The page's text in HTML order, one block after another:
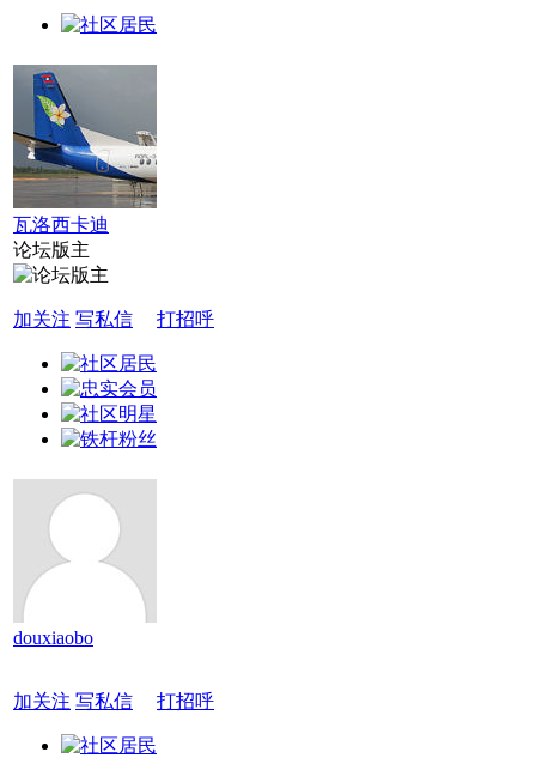
瓦洛西卡迪
论坛版主
加关注 写私信 打招呼
douxiaobo
加关注 写私信 打招呼